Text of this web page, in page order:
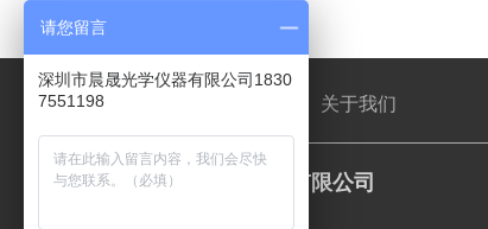
关于我们
深圳市晨晟光学仪器有限公司
请您留言
深圳市晨晟光学仪器有限公司1830
7551198